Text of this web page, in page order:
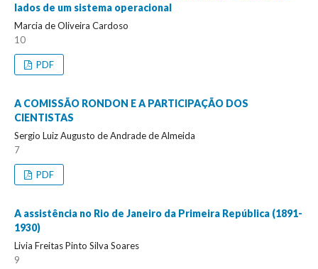
lados de um sistema operacional
Marcia de Oliveira Cardoso
10
PDF
A COMISSÃO RONDON E A PARTICIPAÇÃO DOS
CIENTISTAS
Sergio Luiz Augusto de Andrade de Almeida
7
PDF
A assistência no Rio de Janeiro da Primeira República (1891-
1930)
Livia Freitas Pinto Silva Soares
9